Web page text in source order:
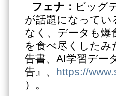
フェナ： ビッグ
が話題になってい
なく、データも爆
を食べ尽くした
告書、AI学習デー
告』、 https://
）。